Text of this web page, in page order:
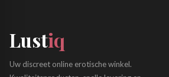
Lustiq
Uw discreet online erotische winkel.